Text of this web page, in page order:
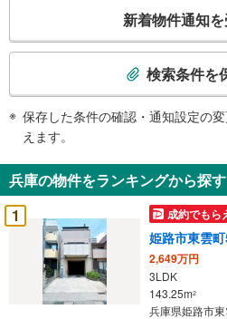
2.買い替えなどにも対応できる売却専門
3.たくさんの銀行と繋がりがあるため、
能！
弊社は専門家同士が連携をとっているた
お気軽にお問合せください
検
知
を
受
け
新着物件通知
検索条件を
保存した条件の確認・通知設定の
えます。
兵庫の物件をランキングから探す
1
成約でもら
姫路市東雲
2,649万円
3LDK
143.25m2
兵庫県姫路市